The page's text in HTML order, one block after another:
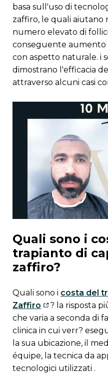
basa sull'uso di
zaffiro, le quali aiutano
numero elevato di
conseguente aumento
con aspetto naturale. i
dimostrano l'efficacia
attraverso alcuni casi
quali sono i costa del
trapianto di
zaffiro?
quali sono i costa del
Zaffiro
? la risposta
che varia a seconda di
clinica in cui verr?
la sua ubicazione, il
équipe, la tecnica da
tecnologici utilizzati .